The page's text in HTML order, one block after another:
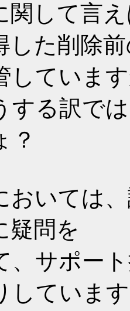
関して言
した削除
していま
する訳では
？
おいては
疑問を
、サポー
していま